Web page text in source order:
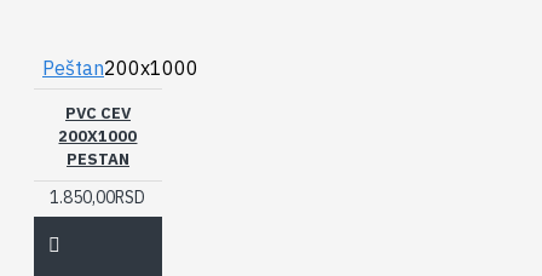
Peštan200x1000
PVC CEV
200X1000
PESTAN
1.850,00RSD